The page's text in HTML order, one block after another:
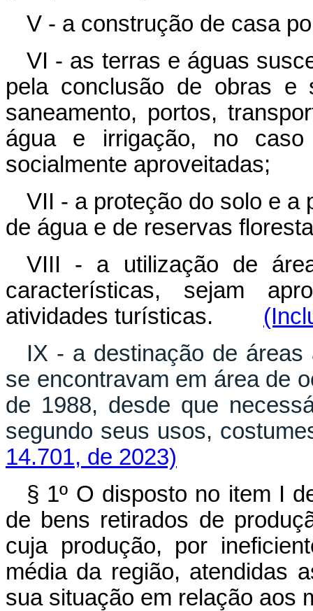
V - a construção de casa
VI - as terras e águas
pela conclusão de obras e
saneamento, portos,
água e irrigação, no
socialmente aproveitadas;
VII - a proteção do solo e a
de água e de reservas
VIII - a utilização de
características, sejam
atividades turísticas.
IX - a destinação de
se encontravam em área de
de 1988, desde que
segundo seus usos,
14.701, de 2023)
§ 1º O disposto no item I
de bens retirados de
cuja produção, por
média da região, atendidas
sua situação em relação aos